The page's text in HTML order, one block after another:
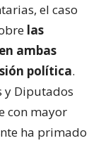
el caso
las
ambas
política.
y Diputados
con mayor
ha primado